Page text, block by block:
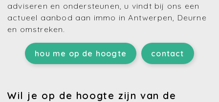
adviseren en ondersteunen, u vindt bij ons een
actueel aanbod aan immo in Antwerpen, Deurne
en omstreken.
hou me op de hoogte contact
Wil je op de hoogte zijn van de